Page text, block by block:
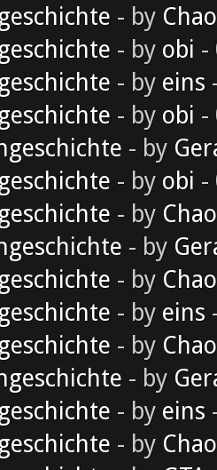
- by
- by obi -
- by eins
- by obi -
- by
- by obi -
- by
- by
- by
- by eins
- by
- by
- by eins
- by